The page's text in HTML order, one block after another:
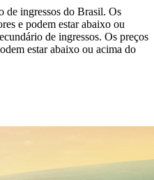
de ingressos do Brasil. Os
e podem estar abaixo ou
de ingressos. Os preços
estar abaixo ou acima do